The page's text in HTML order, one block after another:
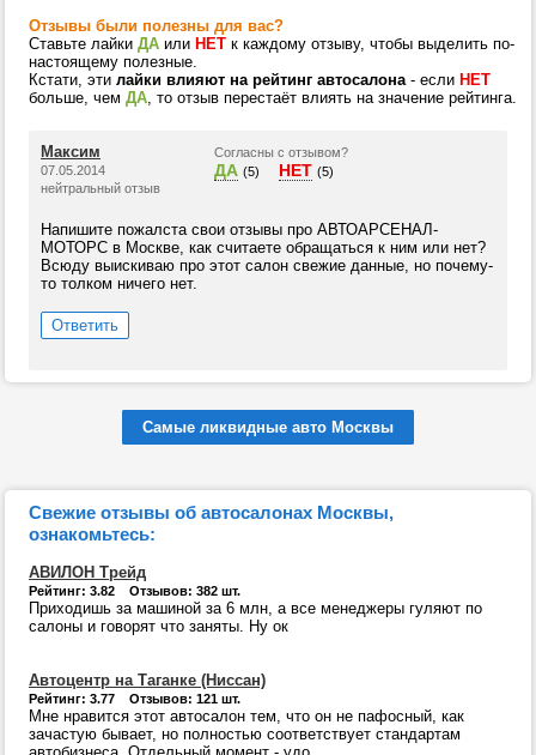
Отзывы были полезны для вас?
Ставьте лайки ДА или НЕТ к каждому отзыву, чтобы выделить по-
настоящему полезные.
Кстати, эти лайки влияют на рейтинг автосалона- если НЕТ
больше, чем ДА, то отзыв перестаёт влиять на значение рейтинга.
Максим
07.05.2014
нейтральный отзыв
Согласны с отзывом?
ДА (5) НЕТ (5)
Напишите пожалста свои отзывы про АВТОАРСЕНАЛ-
МОТОРС в Москве, как считаете обращаться к ним или нет?
Всюду выискиваю про этот салон свежие данные, но почему-
то толком ничего нет.
Ответить
Самые ликвидные авто Москвы
Свежие отзывы об автосалонах Москвы,
ознакомьтесь:
АВИЛОН Трейд
Рейтинг: 3.82 Отзывов: 382 шт.
Приходишь за машиной за 6 млн, а все менеджеры гуляют по
салоны и говорят что заняты. Ну ок
Автоцентр на Таганке (Ниссан)
Рейтинг: 3.77 Отзывов: 121 шт.
Мне нравится этот автосалон тем, что он не пафосный, как
зачастую бывает, но полностью соответствует стандартам